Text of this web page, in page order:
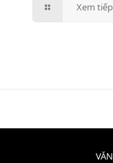
Xem tiếp